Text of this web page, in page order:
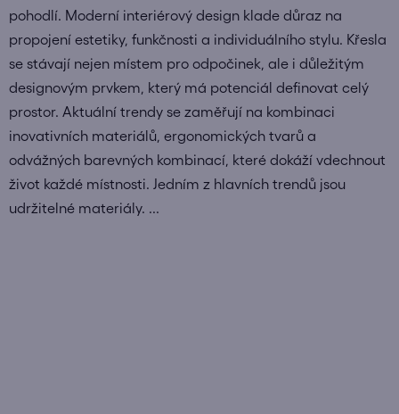
pohodlí. Moderní interiérový design klade důraz na
propojení estetiky, funkčnosti a individuálního stylu. Křesla
se stávají nejen místem pro odpočinek, ale i důležitým
designovým prvkem, který má potenciál definovat celý
prostor. Aktuální trendy se zaměřují na kombinaci
inovativních materiálů, ergonomických tvarů a
odvážných barevných kombinací, které dokáží vdechnout
život každé místnosti. Jedním z hlavních trendů jsou
udržitelné materiály. ...